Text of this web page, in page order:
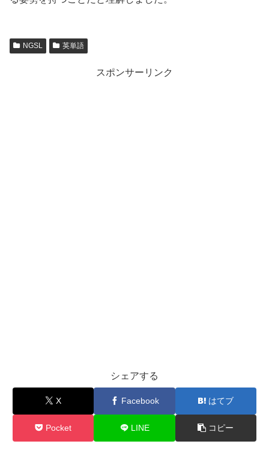
NGSL 英単語
スポンサーリンク
シェアする
X Facebook はてブ
Pocket LINE コピー